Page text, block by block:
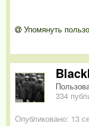
Упомянуть
334
Опубликовано: 13